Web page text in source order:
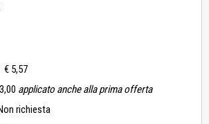
€ 5,57
applicato anche alla prima offerta
richiesta